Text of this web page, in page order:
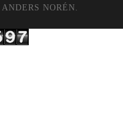
ANDERS NORÉN